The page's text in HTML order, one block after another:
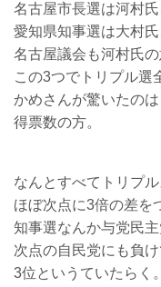
名古屋市長選は河村氏
愛知県知事選は大村氏
名古屋議会も河村氏の
この3つでトリプル選
かめさんが驚いたの
得票数の方。
なんとすべてトリプル
ほぼ次点に3倍の差を
知事選なんか与党民
次点の自民党にも負け
3位というていたらく。